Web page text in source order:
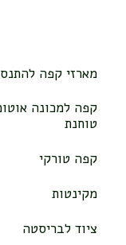
מארזי קפה
קפה למכונה
טוחנת
קפה טורקי
מקינטות
ציוד לבריסטה